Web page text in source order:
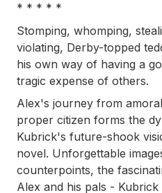
* * * * *
Stomping, whomping,
violating, Derby-topped
his own way of having a
tragic expense of others.
Alex's journey from
proper citizen forms the
Kubrick's future-shook
novel. Unforgettable
counterpoints, the
Alex and his pals -